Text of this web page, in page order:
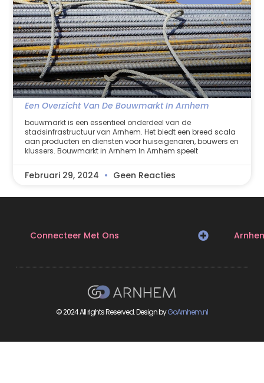
Een Overzicht Van De Bouwmarkt In Arnhem
bouwmarkt is een essentieel onderdeel van de
stadsinfrastructuur van Arnhem. Het biedt een breed scala
aan producten en diensten voor huiseigenaren, bouwers en
klussers. Bouwmarkt in Arnhem In Arnhem speelt
Februari 29, 2024 Geen Reacties
Connecteer Met Ons
© 2024 All rights Reserved. Design byGoArnhem.nl